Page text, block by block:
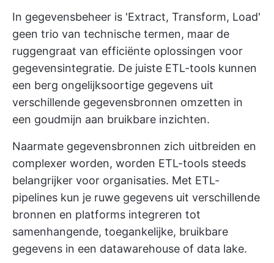
In gegevensbeheer is 'Extract, Transform, Load'
geen trio van technische termen, maar de
ruggengraat van efficiënte oplossingen voor
gegevensintegratie. De juiste ETL-tools kunnen
een berg ongelijksoortige gegevens uit
verschillende gegevensbronnen omzetten in
een goudmijn aan bruikbare inzichten.
Naarmate gegevensbronnen zich uitbreiden en
complexer worden, worden ETL-tools steeds
belangrijker voor organisaties. Met ETL-
pipelines kun je ruwe gegevens uit verschillende
bronnen en platforms integreren tot
samenhangende, toegankelijke, bruikbare
gegevens in een datawarehouse of data lake.